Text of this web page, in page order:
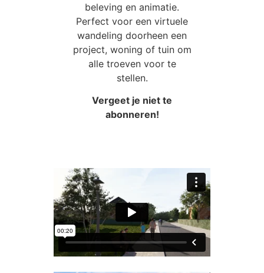
beleving en animatie.
Perfect voor een virtuele
wandeling doorheen een
project, woning of tuin om
alle troeven voor te
stellen.
Vergeet je niet te
abonneren!